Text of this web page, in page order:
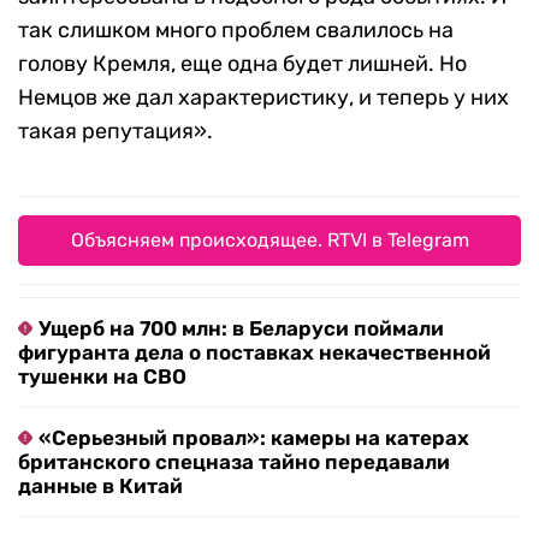
так слишком много проблем свалилось на
голову Кремля, еще одна будет лишней. Но
Немцов же дал характеристику, и теперь у них
такая репутация».
Объясняем происходящее. RTVI в Telegram
Ущерб на 700 млн: в Беларуси поймали
фигуранта дела о поставках некачественной
тушенки на СВО
«Серьезный провал»: камеры на катерах
британского спецназа тайно передавали
данные в Китай